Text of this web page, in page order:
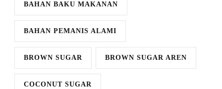
BAHAN BAKU MAKANAN
BAHAN PEMANIS ALAMI
BROWN SUGAR BROWN SUGAR AREN
COCONUT SUGAR